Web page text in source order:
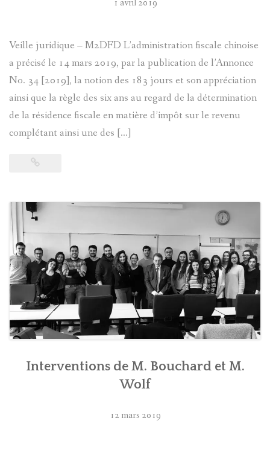
1 avril 2019
Veille juridique – M2DFD L’administration fiscale chinoise
a précisé le 14 mars 2019, par la publication de l’Annonce
No. 34 [2019], la notion des 183 jours et son appréciation
ainsi que la règle des six ans au regard de la détermination
de la résidence fiscale en matière d’impôt sur le revenu
complétant ainsi une des […]
Interventions de M. Bouchard et M.
Wolf
12 mars 2019